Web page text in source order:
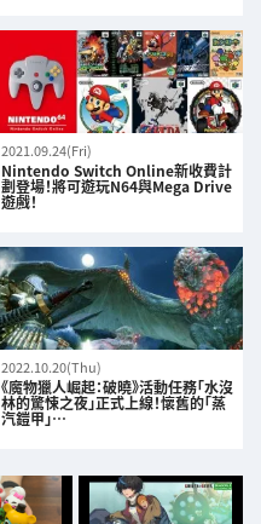
2021.09.24(Fri)
Nintendo Switch Online新收費計
劃登場！將可遊玩N64與Mega Drive
遊戲！
2022.10.20(Thu)
《魔物獵人崛起：破曉》活動任務「水沒
林的驚悚之夜」正式上線！懷舊的「蒸
汽鎧甲」…